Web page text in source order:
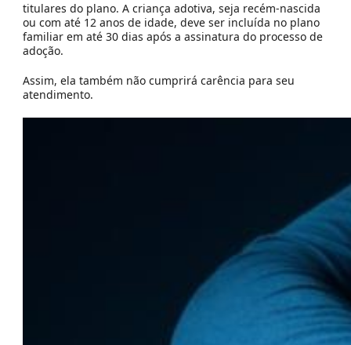
titulares do plano. A criança adotiva, seja recém-nascida
ou com até 12 anos de idade, deve ser incluída no plano
familiar em até 30 dias após a assinatura do processo de
adoção.
Assim, ela também não cumprirá carência para seu
atendimento.